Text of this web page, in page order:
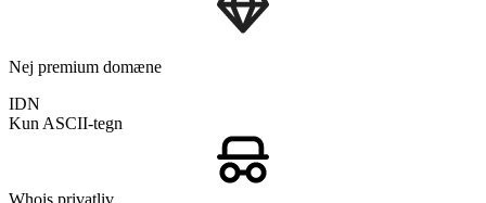
Nej premium domæne
IDN
Kun ASCII-tegn